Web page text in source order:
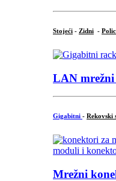
Stojeći - Zidni -
LAN mrežni
Gigabitni - Rekovski
Mrežni